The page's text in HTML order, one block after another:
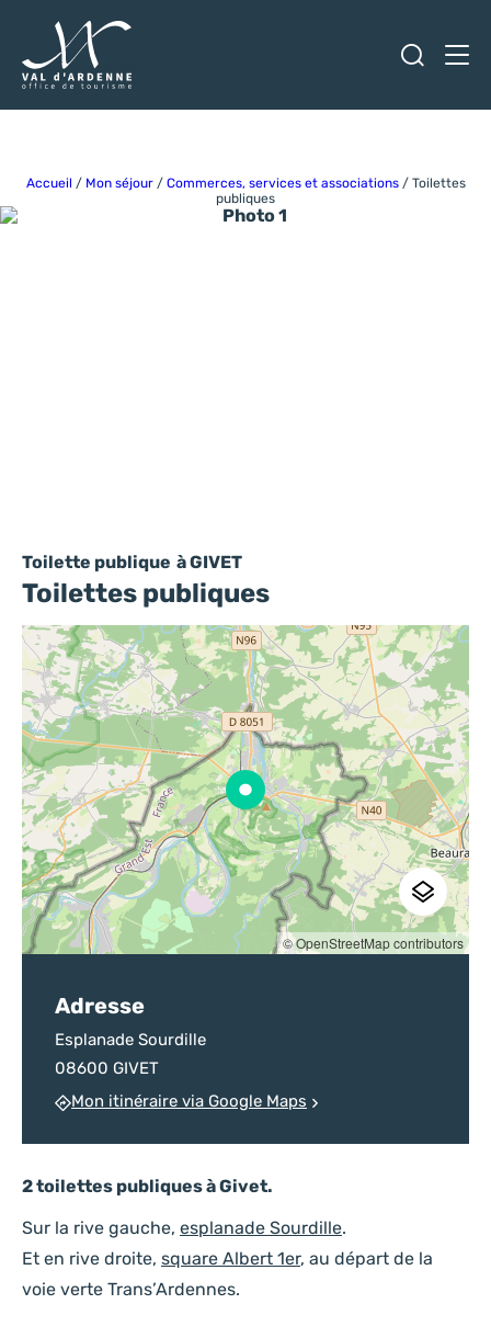
Accueil / Mon séjour/ Commerces, services et associations/ Toilettes
publiques
Toilette publique à GIVET
Toilettes publiques
Photo 1
2 toilettes publiques à Givet.
Sur la rive gauche, esplanade Sourdille.
Et en rive droite, square Albert 1er, au départ de la
voie verte Trans’Ardennes.
© OpenStreetMap contributors
Adresse
Esplanade Sourdille
08600 GIVET
Mon itinéraire via Google Maps